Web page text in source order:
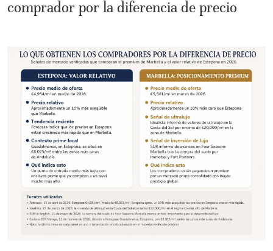
comprador por la diferencia de precio